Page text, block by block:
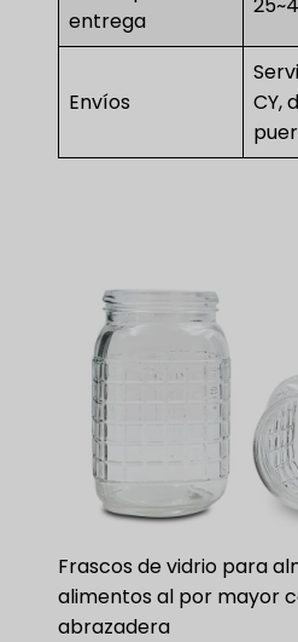
entrega
Envíos
CY,
Frascos de vidrio para
alimentos al por mayor
abrazadera